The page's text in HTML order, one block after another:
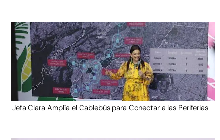
Jefa Clara Amplía el Cablebús para Conectar a las Periferias